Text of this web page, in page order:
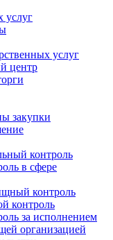
услуг
услуг
центр
закупки
контроль
в сфере
контроль
контроль
за исполнением
организацией